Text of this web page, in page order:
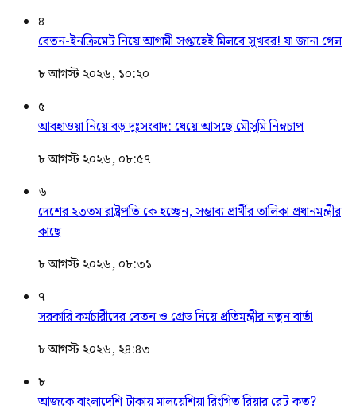
৪
বেতন-ইনক্রিমেট নিয়ে আগামী সপ্তাহেই মিলবে সুখবর! যা জানা গেল
৮ আগস্ট ২০২৬, ১০:২০
৫
আবহাওয়া নিয়ে বড় দুঃসংবাদ: ধেয়ে আসছে মৌসুমি নিম্নচাপ
৮ আগস্ট ২০২৬, ০৮:৫৭
৬
দেশের ২৩তম রাষ্ট্রপতি কে হচ্ছেন, সম্ভাব্য প্রার্থীর তালিকা প্রধানমন্ত্রীর
কাছে
৮ আগস্ট ২০২৬, ০৮:৩১
৭
সরকারি কর্মচারীদের বেতন ও গ্রেড নিয়ে প্রতিমন্ত্রীর নতুন বার্তা
৮ আগস্ট ২০২৬, ২৪:৪৩
৮
আজকে বাংলাদেশি টাকায় মালয়েশিয়া রিংগিত রিয়ার রেট কত?